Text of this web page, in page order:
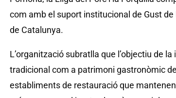
com amb el suport institucional de Gust
de Catalunya.
L’organització subratlla que l’objectiu de
tradicional com a patrimoni gastronòmic
establiments de restauració que